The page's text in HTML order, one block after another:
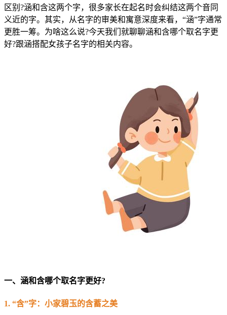
区别?涵和含这两个字，很多家长在起名时会纠结这两个音同
义近的字。其实，从名字的审美和寓意深度来看，“涵”字通常
更胜一筹。为啥这么说?今天我们就聊聊涵和含哪个取名字更
好?跟涵搭配女孩子名字的相关内容。
一、涵和含哪个取名字更好?
1. “含”字：小家碧玉的含蓄之美